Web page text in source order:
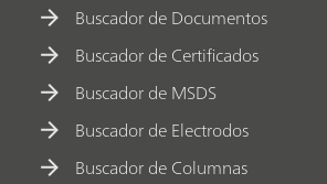
Buscador de Documentos
Buscador de Certificados
Buscador de MSDS
Buscador de Electrodos
Buscador de Columnas